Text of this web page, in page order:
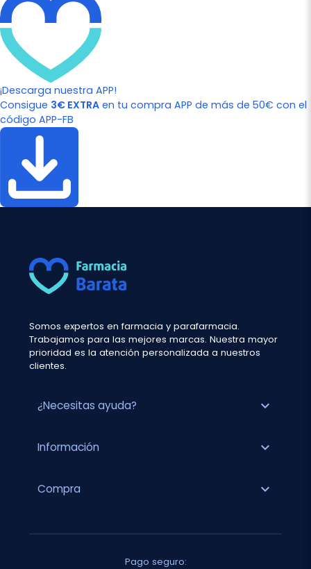
¡Descarga nuestra APP!
Consigue 3€ EXTRA en tu compra APP de más de 50€ con el
código APP-FB
Somos expertos en farmacia y parafarmacia.
Trabajamos para las mejores marcas. Nuestra mayor
prioridad es la atención personalizada a nuestros
clientes.
¿Necesitas ayuda? expand_more
Información expand_more
Compra expand_more
Pago seguro: